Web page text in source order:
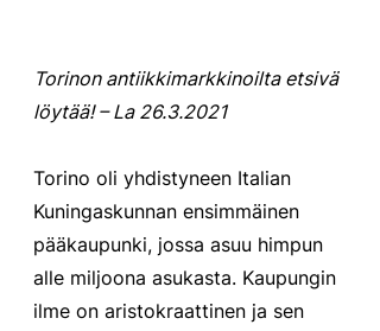
Torinon antiikkimarkkinoilta etsivä
löytää! – La 26.3.2021
Torino oli yhdistyneen Italian
Kuningaskunnan ensimmäinen
pääkaupunki, jossa asuu himpun
alle miljoona asukasta. Kaupungin
ilme on aristokraattinen ja sen